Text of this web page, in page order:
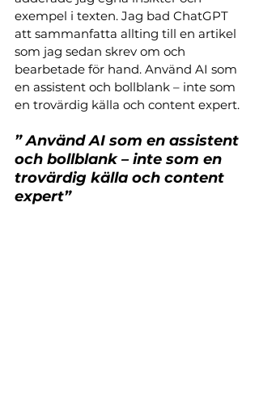
exempel i texten. Jag bad ChatGPT
att sammanfatta allting till en artikel
som jag sedan skrev om och
bearbetade för hand. Använd AI som
en assistent och bollblank – inte som
en trovärdig källa och content expert.
” Använd AI som en assistent
och bollblank – inte som en
trovärdig källa och content
expert”